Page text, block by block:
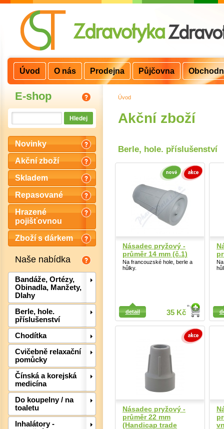
E-shop
Novinky
Akční zboží
Skladem
Repasované
Hrazené
pojišťovnou
Zboží s dárkem
Naše nabídka
Bandáže, Ortézy,
Obinadla, Manžety,
Dlahy
Berle, hole.
příslušenství
Chodítka
Cvičebně relaxační
pomůcky
Čínská a korejská
medicína
Do koupelny / na
toaletu
Inhalátory -
Úvod
Akční zboží
Berle, hole. příslušenství
Násadec pryžový -
průměr 14 mm (č.1)
Na francouzské hole, berle a
hůlky.
35 Kč
detail
Detail
Detail
Násadec pryžový -
průměr 22 mm
(Handicap trade
Úvod O nás Prodejna Půjčovna